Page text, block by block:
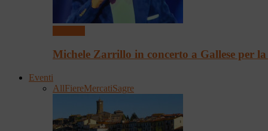
Michele Zarrillo in concerto a Gallese per
Eventi
AllFiereMercatiSagre